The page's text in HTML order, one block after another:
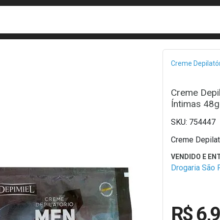
Creme
Creme
Íntimas 48g
754447
Creme
Drogaria São
R$